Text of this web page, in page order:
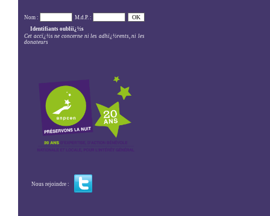
Nom :
M.d.P. :
Identifiants oubliï¿½s
Cet accï¿½s ne concerne ni les adhï¿½rents, ni les
donateurs
Nous rejoindre :